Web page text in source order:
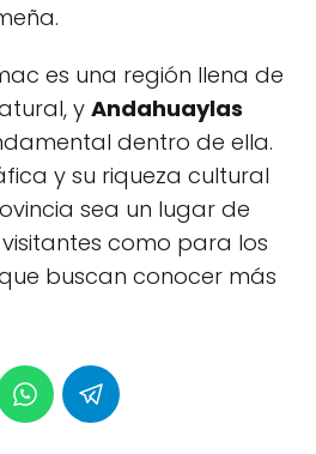
es una región llena de
y Andahuaylas
dentro de ella.
y su riqueza cultural
sea un lugar de
como para los
buscan conocer más